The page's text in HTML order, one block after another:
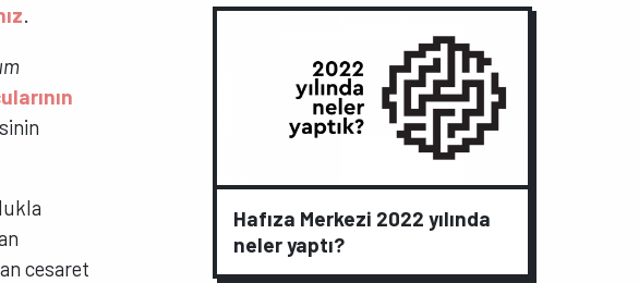
.
cesaret
Hafıza Merkezi 2022 yılında
neler yaptı?